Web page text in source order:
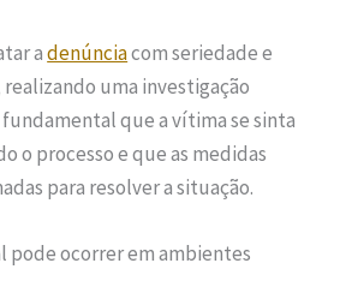
adenúnciacom seriedade e
uma investigação
que a vítima se sinta
o processo e que as medidas
para resolver a situação.
pode ocorrer em ambientes